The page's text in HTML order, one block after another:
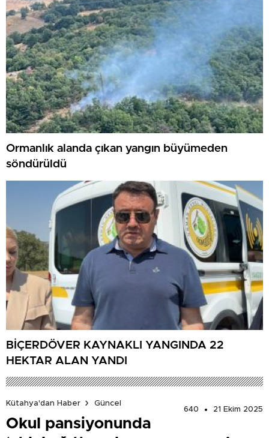
Ormanlık alanda çıkan yangın büyümeden
söndürüldü
BİÇERDÖVER KAYNAKLI YANGINDA 22
HEKTAR ALAN YANDI
Kütahya'dan Haber
Güncel
640
21 Ekim 2025
Okul pansiyonunda